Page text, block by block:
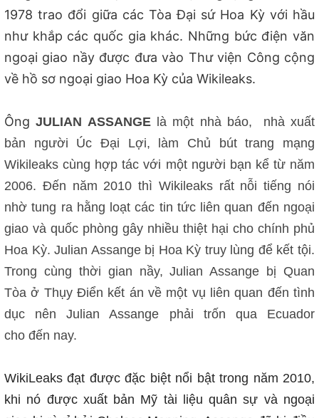
1978 trao đổi giữa các Tòa Đại sứ Hoa Kỳ với hầu
như khắp các quốc gia khác. Những bức điện văn
ngoại giao nầy được đưa vào Thư viện Công cộng
về hồ sơ ngoại giao Hoa Kỳ của Wikileaks.
ÔngJULIAN ASSANGE là một nhà báo, nhà xuất
bản người Úc Đại Lợi, làm Chủ bút trang mạng
Wikileaks cùng hợp tác với một người bạn kể từ năm
2006. Đến năm 2010 thì Wikileaks rất nỗi tiếng nói
nhờ tung ra hằng loạt các tin tức liên quan đến ngoại
giao và quốc phòng gây nhiều thiệt hại cho chính phủ
Hoa Kỳ. Julian Assange bị Hoa Kỳ truy lùng để kết tội.
Trong cùng thời gian nầy, Julian Assange bị Quan
Tòa ở Thụy Điển kết án về một vụ liên quan đến tình
dục nên Julian Assange phải trốn qua Ecuador
cho đến nay.
WikiLeaks đạt được đặc biệt nổi bật trong năm 2010,
khi nó được xuất bản Mỹ tài liệu quân sự và ngoại